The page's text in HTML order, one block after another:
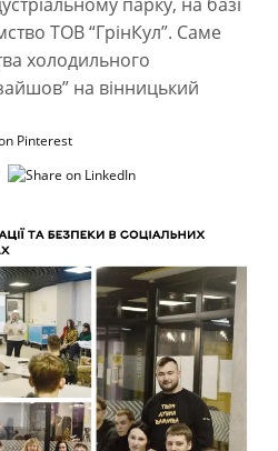
ТОВ “ГрінКул”. Саме
холодильного
на вінницький